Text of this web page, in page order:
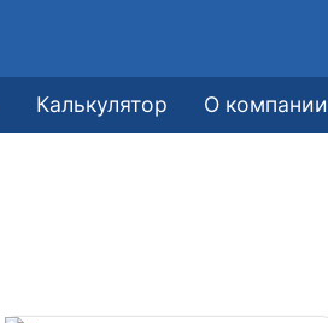
Калькулятор О компании